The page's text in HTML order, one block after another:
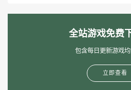
全站游戏免费
包含每日更新游戏
立即查看